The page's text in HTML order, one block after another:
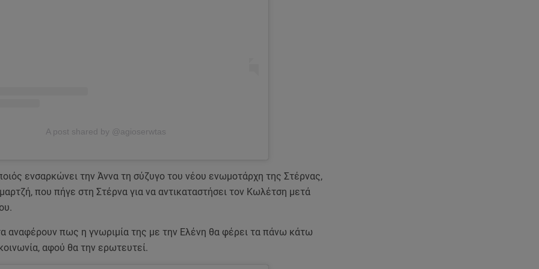
A post shared by @agioserwtas
ενσαρκώνει την Άννα τη σύζυγο του νέου ενωμοτάρχη της Στέρνας,
που πήγε στη Στέρνα για να αντικαταστήσει τον Κωλέτση μετά
αναφέρουν πως η γνωριμία της με την Ελένη θα φέρει τα πάνω κάτω
αφού θα την ερωτευτεί.